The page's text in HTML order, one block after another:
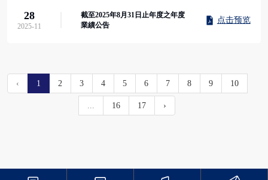
28
2025-11
截至2025年8月31日止年度之年度
業績公告
点击预览
‹ 1 2 3 4 5 6 7 8 9 10
... 16 17 ›